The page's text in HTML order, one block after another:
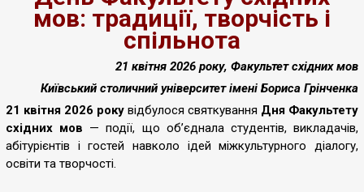
мов: традиції, творчість і
спільнота
21 квітня 2026 року, Факультет східних мов
Київський столичний університет імені Бориса Грінченка
21 квітня 2026 року відбулося святкування Дня Факультету
східних мов — події, що об’єднала студентів, викладачів,
абітурієнтів і гостей навколо ідей міжкультурного діалогу,
освіти та творчості.